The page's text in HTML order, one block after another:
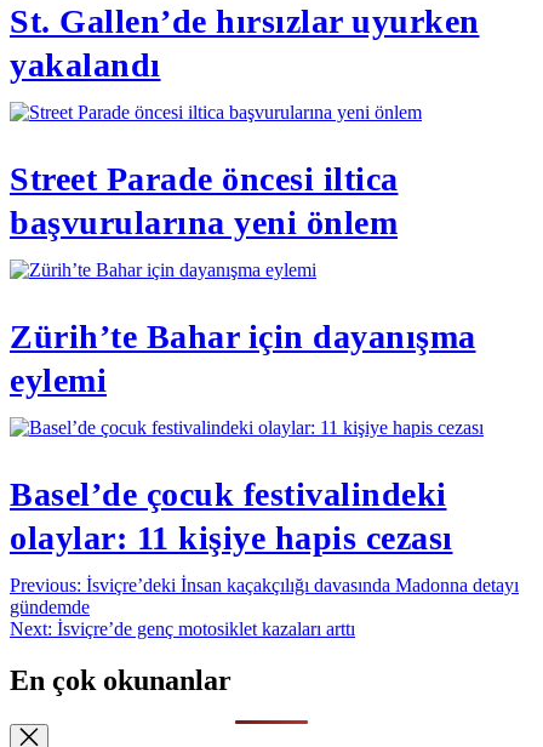
St. Gallen’de hırsızlar uyurken
yakalandı
Street Parade öncesi iltica
başvurularına yeni önlem
Zürih’te Bahar için dayanışma
eylemi
Basel’de çocuk festivalindeki
olaylar: 11 kişiye hapis cezası
Yazı
gezinmesi
Previous: İsviçre’deki İnsan kaçakçılığı davasında Madonna detayı
gündemde
Next: İsviçre’de genç motosiklet kazaları arttı
En çok okunanlar